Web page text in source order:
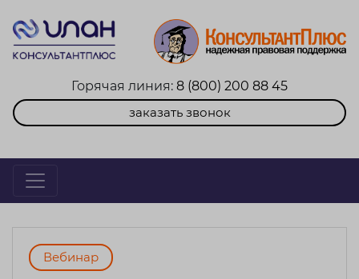
Горячая линия: 8 (800) 200 88 45
заказать звонок
Вебинар